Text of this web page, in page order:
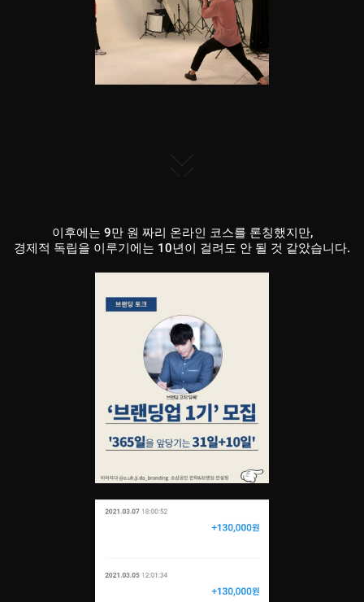
이후에는 9만 원 짜리 온라인 코스를 론칭했지만,
경제적 독립을 이루기에는 10년이 걸려도 안 될 것 같았습니다.